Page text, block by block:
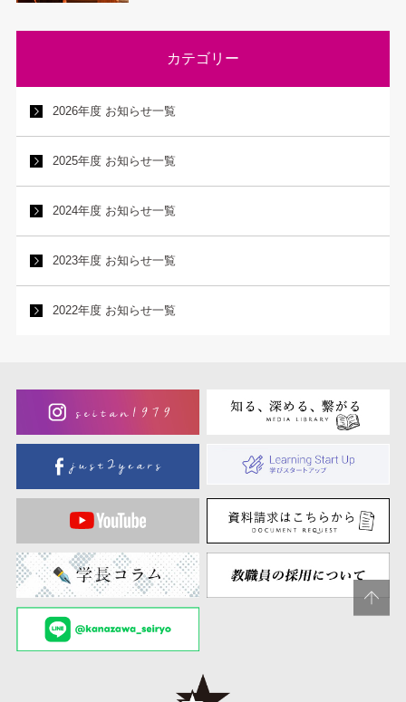
カテゴリー
2026年度 お知らせ一覧
2025年度 お知らせ一覧
2024年度 お知らせ一覧
2023年度 お知らせ一覧
2022年度 お知らせ一覧